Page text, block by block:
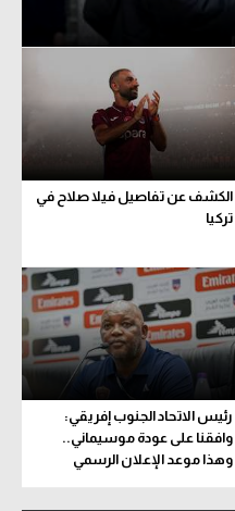
الكشف عن تفاصيل فيلا صلاح في
تركيا
رئيس الاتحاد الجنوب إفريقي:
وافقنا على عودة موسيماني..
وهذا موعد الإعلان الرسمي